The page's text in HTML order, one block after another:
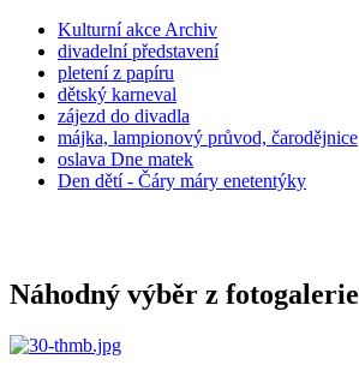
Kulturní akce Archiv
divadelní představení
pletení z papíru
dětský karneval
zájezd do divadla
májka, lampionový průvod, čarodějnice
oslava Dne matek
Den dětí - Čáry máry enetentýky
Náhodný výběr z fotogalerie